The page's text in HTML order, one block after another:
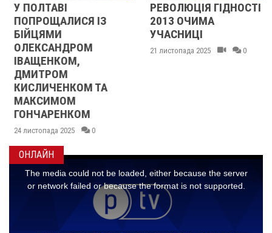
У ПОЛТАВІ
ПОПРОЩАЛИСЯ ІЗ
БІЙЦЯМИ
ОЛЕКСАНДРОМ
ІВАЩЕНКОМ,
ДМИТРОМ
КИСЛИЧЕНКОМ ТА
МАКСИМОМ
ГОНЧАРЕНКОМ
24 листопада 2025 0
РЕВОЛЮЦІЯ ГІДНОСТІ
2013 ОЧИМА
УЧАСНИЦІ
21 листопада 2025 0
ОНЛАЙН